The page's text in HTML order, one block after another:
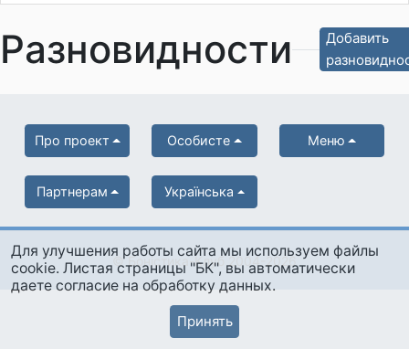
Разновидности
Добавить
Про проект Особисте Меню
Партнерам Українська
© Боністика-Клуб 2004-2026
Для улучшения работы сайта мы используем файлы
cookie. Листая страницы "БК", вы автоматически
даете согласие на обработку данных.
Принять